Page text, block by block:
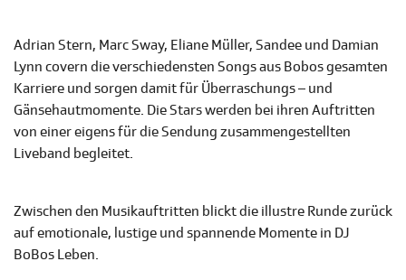
Adrian Stern, Marc Sway, Eliane Müller, Sandee und Damian
Lynn covern die verschiedensten Songs aus Bobos gesamten
Karriere und sorgen damit für Überraschungs – und
Gänsehautmomente. Die Stars werden bei ihren Auftritten
von einer eigens für die Sendung zusammengestellten
Liveband begleitet.
Zwischen den Musikauftritten blickt die illustre Runde zurück
auf emotionale, lustige und spannende Momente in DJ
BoBos Leben.